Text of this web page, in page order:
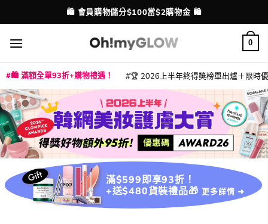
to
content
配送港澳
🛍️ 會員購物儲分$100當$2購物金 🛍️
0
🛍️ 滿額全單93折+購物禮遇！ 🏆 2026上半年終得奬榜單出爐＋限時
滿$599即享93折！
+送$480貨裝禮品🎁 更多詳情 ➜